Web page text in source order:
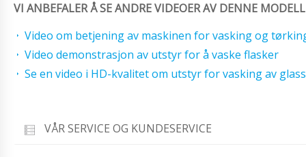
VI ANBEFALER Å SE ANDRE VIDEOER AV DENNE
Video om betjening av maskinen for vasking og
Video demonstrasjon av utstyr for å vaske flasker
Se en video i HD-kvalitet om utstyr for vasking av
VÅR SERVICE OG KUNDESERVICE